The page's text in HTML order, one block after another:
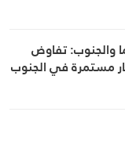
والجنوب: تفاوض
مستمرة في الجنوب